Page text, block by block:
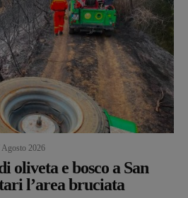
Agosto 2026
oliveta e bosco a San
l’area bruciata